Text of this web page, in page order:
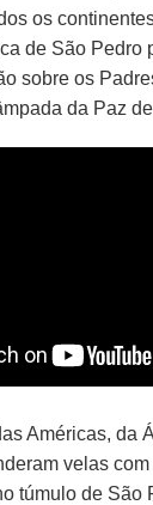
os
de São Pedro
sobre os
da Paz
Américas, da
velas
túmulo de São